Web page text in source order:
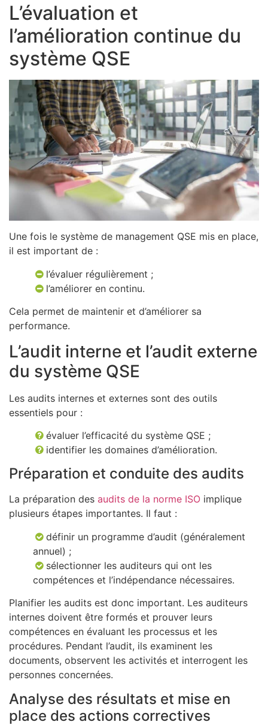
L’évaluation et
l’amélioration continue du
système QSE
Une fois le système de management QSE mis en place,
il est important de :
l’évaluer régulièrement ;
l’améliorer en continu.
Cela permet de maintenir et d’améliorer sa
performance.
L’audit interne et l’audit externe
du système QSE
Les audits internes et externes sont des outils
essentiels pour :
évaluer l’efficacité du système QSE ;
identifier les domaines d’amélioration.
Préparation et conduite des audits
La préparation des audits de la norme ISO implique
plusieurs étapes importantes. Il faut :
définir un programme d’audit (généralement
annuel) ;
sélectionner les auditeurs qui ont les
compétences et l’indépendance nécessaires.
Planifier les audits est donc important. Les auditeurs
internes doivent être formés et prouver leurs
compétences en évaluant les processus et les
procédures. Pendant l’audit, ils examinent les
documents, observent les activités et interrogent les
personnes concernées.
Analyse des résultats et mise en
place des actions correctives